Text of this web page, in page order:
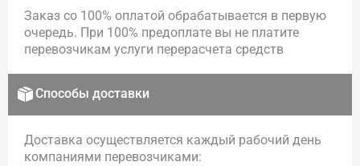
Заказ со 100% оплатой обрабатывается в первую
очередь. При 100% предоплате вы не платите
перевозчикам услуги перерасчета средств
Способы доставки
Доставка осуществляется каждый рабочий день
компаниями перевозчиками: